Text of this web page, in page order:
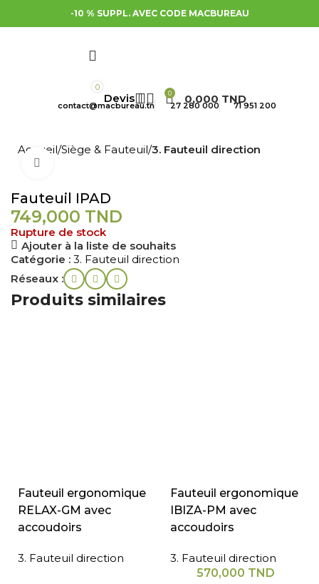
-10 % SUPPL. AVEC CODE MACBUREAU
0
0 0,000TND
contact@macbureau.tn 27 280 000 71 951 200
Accueil Siège & Fauteuil 3. Fauteuil direction
Fauteuil IPAD
749,000 TND
Rupture de stock
Ajouter à la liste de souhaits
Catégorie : 3. Fauteuil direction
Réseaux :
Produits similaires
Fauteuil ergonomique
RELAX-GM avec
accoudoirs
3. Fauteuil direction
Fauteuil ergonomique
IBIZA-PM avec
accoudoirs
3. Fauteuil direction
570,000 TND